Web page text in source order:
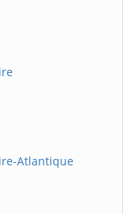
Atlantique